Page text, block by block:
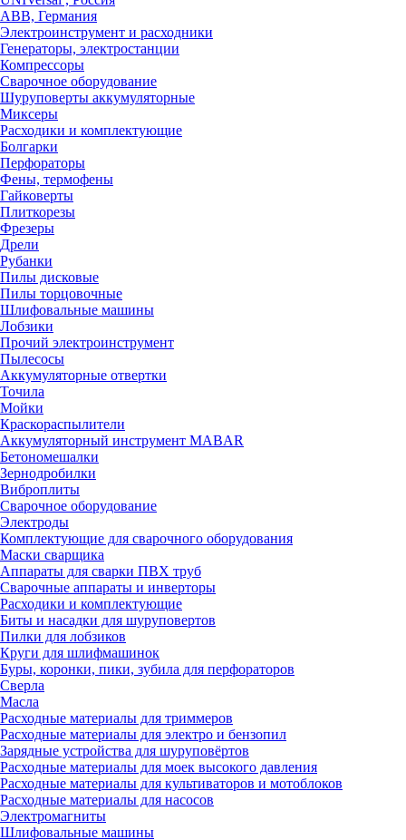
ABB, Германия
Электроинструмент и расходники
Генераторы, электростанции
Компрессоры
Сварочное оборудование
Шуруповерты аккумуляторные
Миксеры
Расходики и комплектующие
Болгарки
Перфораторы
Фены, термофены
Гайковерты
Плиткорезы
Фрезеры
Дрели
Рубанки
Пилы дисковые
Пилы торцовочные
Шлифовальные машины
Лобзики
Прочий электроинструмент
Пылесосы
Аккумуляторные отвертки
Точила
Мойки
Краскораспылители
Аккумуляторный инструмент MABAR
Бетономешалки
Зернодробилки
Виброплиты
Сварочное оборудование
Электроды
Комплектующие для сварочного оборудования
Маски сварщика
Аппараты для сварки ПВХ труб
Сварочные аппараты и инверторы
Расходики и комплектующие
Биты и насадки для шуруповертов
Пилки для лобзиков
Круги для шлифмашинок
Буры, коронки, пики, зубила для перфораторов
Сверла
Масла
Расходные материалы для триммеров
Расходные материалы для электро и бензопил
Зарядные устройства для шуруповёртов
Расходные материалы для моек высокого давления
Расходные материалы для культиваторов и мотоблоков
Расходные материалы для насосов
Электромагниты
Шлифовальные машины